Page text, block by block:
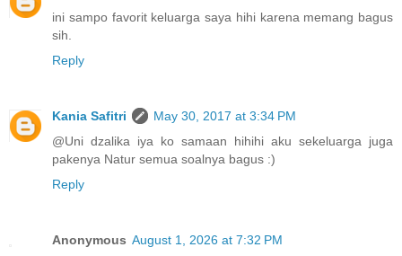
ini sampo favorit keluarga saya hihi karena memang bagus
sih.
Reply
Kania Safitri
May 30, 2017 at 3:34 PM
@Uni dzalika iya ko samaan hihihi aku sekeluarga juga
pakenya Natur semua soalnya bagus :)
Reply
Anonymous August 1, 2026 at 7:32 PM